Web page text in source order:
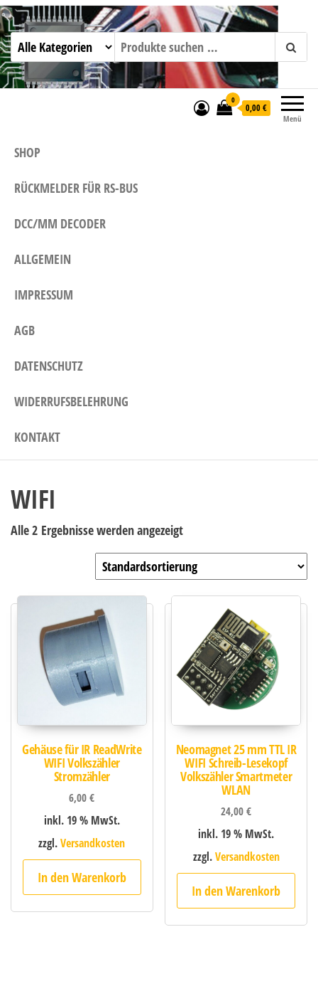
mktw-elektronik GmbH & Co KG
Menü
0
0,00 €
SHOP
RÜCKMELDER FÜR RS-BUS
DCC/MM DECODER
ALLGEMEIN
IMPRESSUM
AGB
DATENSCHUTZ
WIDERRUFSBELEHRUNG
KONTAKT
WIFI
Alle 2 Ergebnisse werden angezeigt
Gehäuse für IR ReadWrite
WIFI Volkszähler
Stromzähler
6,00€
inkl. 19 % MwSt.
zzgl.Versandkosten
In den Warenkorb
Neomagnet 25 mm TTL IR
WIFI Schreib-Lesekopf
Volkszähler Smartmeter
WLAN
24,00€
inkl. 19 % MwSt.
zzgl.Versandkosten
In den Warenkorb